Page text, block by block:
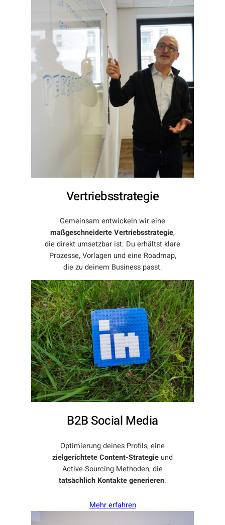
Vertriebsstrategie
Gemeinsam entwickeln wir eine
maßgeschneiderte Vertriebsstrategie,
die direkt umsetzbar ist. Du erhältst klare
Prozesse, Vorlagen und eine Roadmap,
die zu deinem Business passt.
B2B Social Media
Optimierung deines Profils, eine
zielgerichtete Content-Strategie und
Active-Sourcing-Methoden, die
tatsächlich Kontakte generieren.
Mehr erfahren